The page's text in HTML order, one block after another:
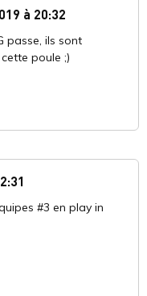
à 20:32
passe, ils sont
poule ;)
#3 en play in